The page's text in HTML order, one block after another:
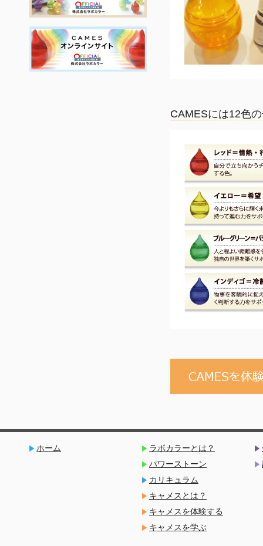
CAMESには12色
した投稿
続きを読む
2022年02月12日
キロルに春がやって来ま
した今週は、大雪で大変
な一週間でしたが、桜に
ホーム
ラボカラーとは？
パワーストーン
カリキュラム
キャメスとは？
キャメスを体験する
キャメスを学ぶ